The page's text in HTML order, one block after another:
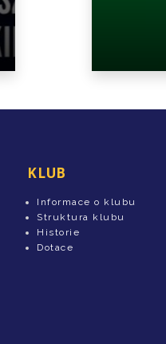
KLUB
Informace o klubu
Struktura klubu
Historie
Dotace